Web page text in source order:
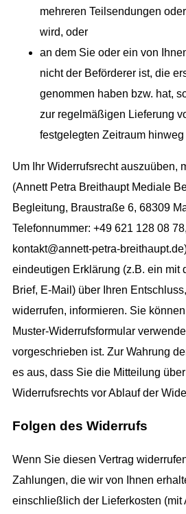
mehreren Teilsendungen
wird, oder
an dem Sie oder ein von
nicht der Beförderer ist, die
genommen haben bzw. hat,
zur regelmäßigen Lieferung
festgelegten Zeitraum
Um Ihr Widerrufsrecht auszuüben,
(Annett Petra Breithaupt Mediale
Begleitung, Braustraße 6, 68309
Telefonnummer: +49 621 128 08
kontakt@annett-petra-
eindeutigen Erklärung (z.B. ein mit
Brief, E-Mail) über Ihren
widerrufen, informieren. Sie
Muster-Widerrufsformular
vorgeschrieben ist. Zur Wahrung
es aus, dass Sie die Mitteilung
Widerrufsrechts vor Ablauf der
Folgen des Widerrufs
Wenn Sie diesen Vertrag
Zahlungen, die wir von Ihnen
einschließlich der Lieferkosten (mit